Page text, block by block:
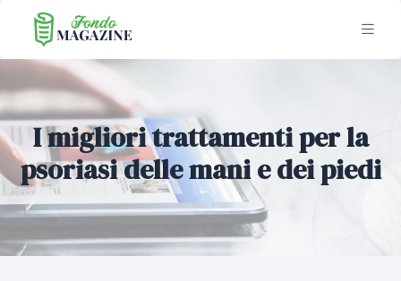
I migliori trattamenti per la
psoriasi delle mani e dei piedi